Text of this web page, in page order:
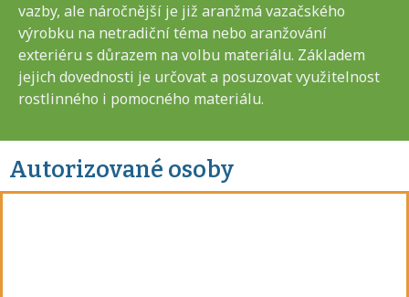
vazby, ale náročnější je již aranžmá vazačského
výrobku na netradiční téma nebo aranžování
exteriéru s důrazem na volbu materiálu. Základem
jejich dovednosti je určovat a posuzovat využitelnost
rostlinného i pomocného materiálu.
Autorizované osoby